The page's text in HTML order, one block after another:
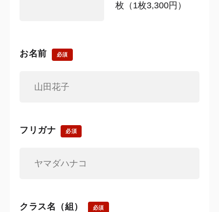
枚（1枚3,300円）
お名前 必須
フリガナ 必須
クラス名（組） 必須